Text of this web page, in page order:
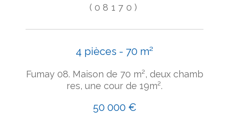
(08170)
4 pièces - 70 m²
Fumay 08. Maison de 70 m², deux chamb
res, une cour de 19m².
50 000 €